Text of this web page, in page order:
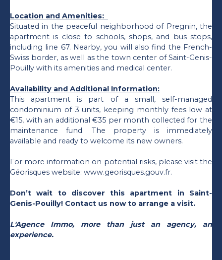
Location and Amenities:
Situated in the peaceful neighborhood of Pregnin, the
apartment is close to schools, shops, and bus stops,
including line 67. Nearby, you will also find the French-
Swiss border, as well as the town center of Saint-Genis-
Pouilly with its amenities and medical center.
Availability and Additional Information:
This apartment is part of a small, self-managed
condominium of 3 units, keeping monthly fees low at
€15, with an additional €35 per month collected for the
maintenance fund. The property is immediately
available and ready to welcome its new owners.
For more information on potential risks, please visit the
Géorisques website: www.georisques.gouv.fr.
Don’t wait to discover this apartment in Saint-
Genis-Pouilly! Contact us now to arrange a visit.
L'Agence Immo, more than just an agency, an
experience.